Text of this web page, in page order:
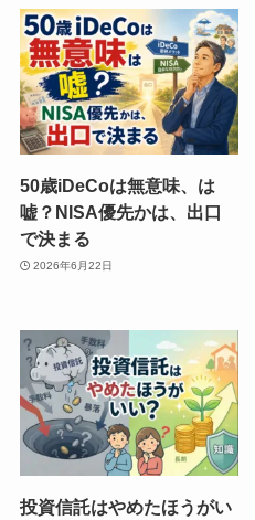
50歳iDeCoは無意味、は
嘘？NISA優先かは、出口
で決まる
2026年6月22日
投資信託はやめたほうがい